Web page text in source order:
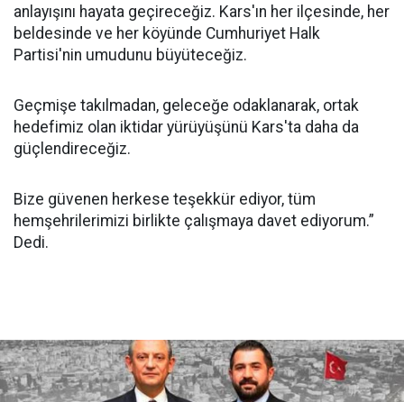
anlayışını hayata geçireceğiz. Kars'ın her ilçesinde, her
beldesinde ve her köyünde Cumhuriyet Halk
Partisi'nin umudunu büyüteceğiz.
Geçmişe takılmadan, geleceğe odaklanarak, ortak
hedefimiz olan iktidar yürüyüşünü Kars'ta daha da
güçlendireceğiz.
Bize güvenen herkese teşekkür ediyor, tüm
hemşehrilerimizi birlikte çalışmaya davet ediyorum.”
Dedi.